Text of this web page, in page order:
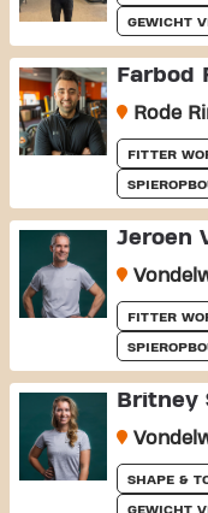
GEWICHT
Farbod
Rode
FITTER
Jeroen
FITTER
Britney
SHAPE &
GEWICHT